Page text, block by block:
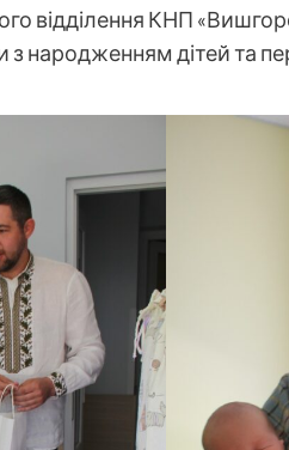
відділення КНП
з народженням дітей та